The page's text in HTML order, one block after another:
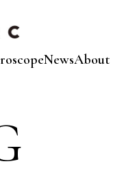
NewsAbout